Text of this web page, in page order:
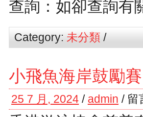
查詢：如卻查詢有
Category: 未分類 /
小飛魚海岸鼓勵賽
25 7 月, 2024 / admin / 留